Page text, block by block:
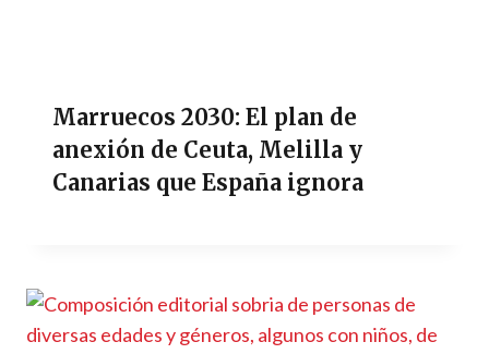
Marruecos 2030: El plan de
anexión de Ceuta, Melilla y
Canarias que España ignora